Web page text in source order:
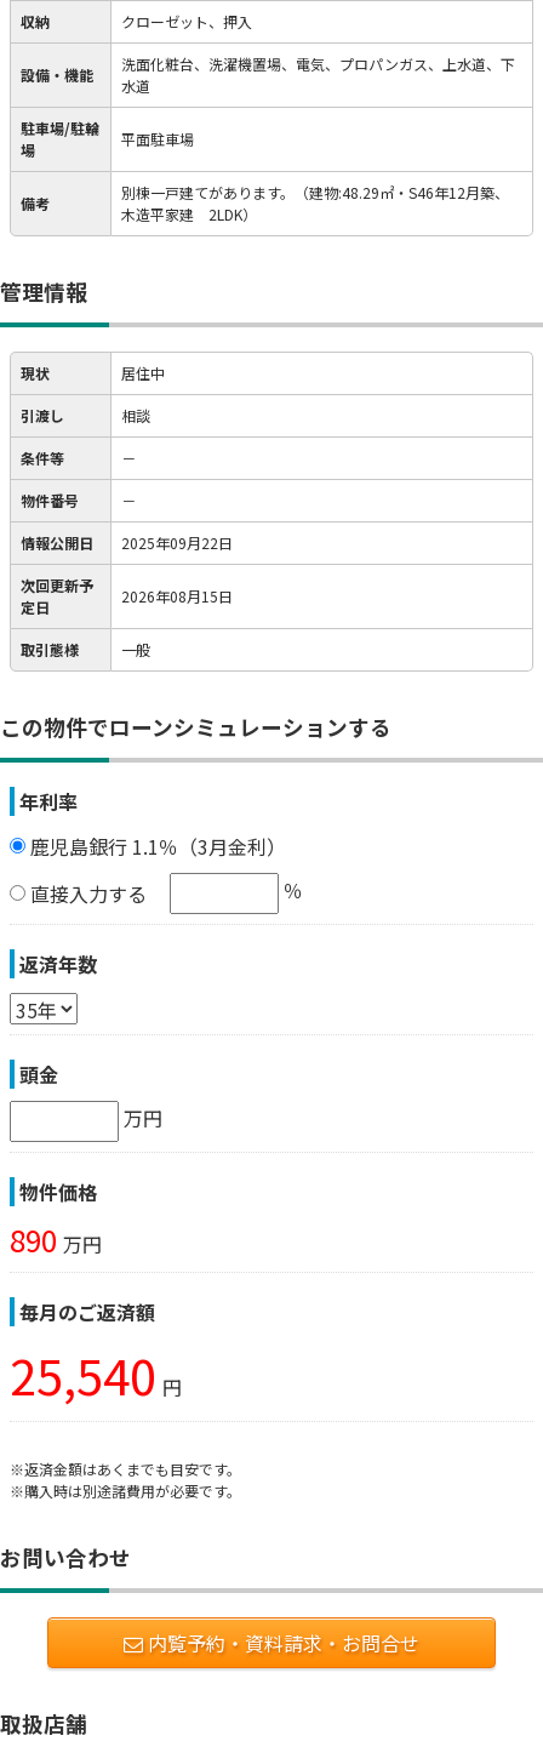
収納 クローゼット、押入
設備・機能
洗面化粧台、洗濯機置場、電気、プロパンガス、上水道、下
水道
駐車場/駐輪
場
平面駐車場
備考
別棟一戸建てがあります。（建物:48.29㎡・S46年12月築、
木造平家建 2LDK）
管理情報
現状 居住中
引渡し 相談
条件等 －
物件番号 －
情報公開日 2025年09月22日
次回更新予
定日
2026年08月15日
取引態様 一般
この物件でローンシミュレーションする
年利率
鹿児島銀行 1.1％（3月金利）
直接入力する
％
返済年数
頭金
万円
物件価格
890 万円
毎月のご返済額
25,540 円
※返済金額はあくまでも目安です。
※購入時は別途諸費用が必要です。
お問い合わせ
内覧予約・資料請求・お問合せ
取扱店舗